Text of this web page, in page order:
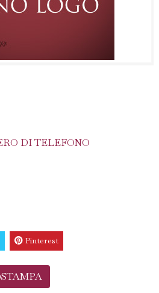
DI TELEFONO
Pinterest
STAMPA